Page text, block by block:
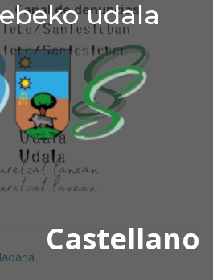
udala
Castellano
udala
Canal de denuncias